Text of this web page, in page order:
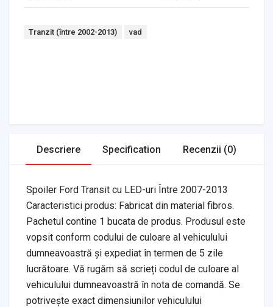
Tags:
Tranzit (între 2002-2013) vad
Descriere Specification Recenzii (0)
Spoiler Ford Transit cu LED-uri Între 2007-2013
Caracteristici produs: Fabricat din material fibros.
Pachetul contine 1 bucata de produs. Produsul este
vopsit conform codului de culoare al vehiculului
dumneavoastră și expediat în termen de 5 zile
lucrătoare. Vă rugăm să scrieți codul de culoare al
vehiculului dumneavoastră în nota de comandă. Se
potrivește exact dimensiunilor vehiculului